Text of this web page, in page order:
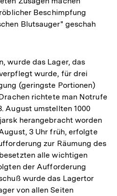
Beschimpfung
Blutsauger" geschah
wurde das Lager, das
wurde, für drei
(geringste Portionen)
richtete man Notrufe
August umstellten 1000
herangebracht worden
3 Uhr früh, erfolgte
zur Räumung des
alle wichtigen
der Aufforderung
wurde das Lagertor
von allen Seiten